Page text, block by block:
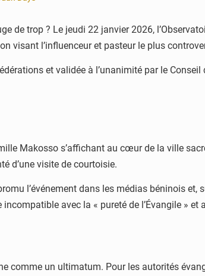
trop ? Le jeudi 22 janvier 2026,
visant l’influenceur et pasteur le plus
et validée à l’unanimité par le
Makosso s’affichant au cœur de la ville
d’une visite de courtoisie.
l’événement dans les médias béninois
avec la « pureté de l’Évangile »
comme un ultimatum. Pour les autorités